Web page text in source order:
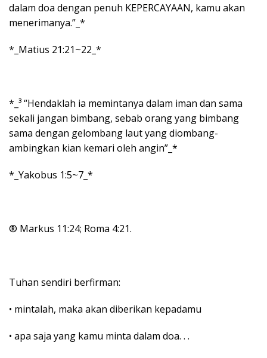
dalam doa dengan penuh KEPERCAYAAN, kamu akan
menerimanya.”_*
*_Matius 21:21~22_*
*_³ “Hendaklah ia memintanya dalam iman dan sama
sekali jangan bimbang, sebab orang yang bimbang
sama dengan gelombang laut yang diombang-
ambingkan kian kemari oleh angin”_*
*_Yakobus 1:5~7_*
® Markus 11:24; Roma 4:21.
Tuhan sendiri berfirman:
• mintalah, maka akan diberikan kepadamu
• apa saja yang kamu minta dalam doa. . .